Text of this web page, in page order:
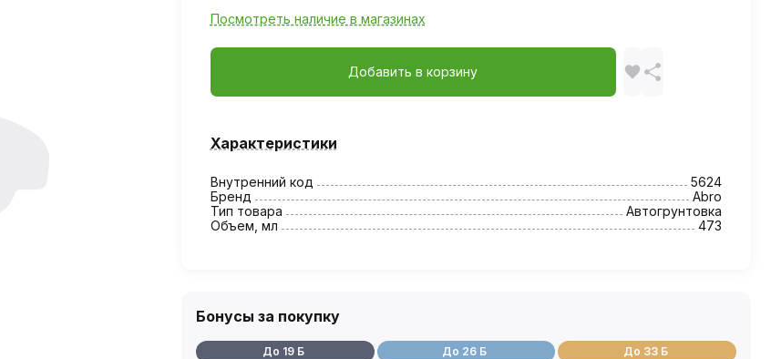
Посмотреть наличие в магазинах
Добавить в корзину
Характеристики
Внутренний код
5624
Бренд
Abro
Тип товара
Автогрунтовка
Объем, мл
473
Бонусы за покупку
До 19 Б
До 26 Б
До 33 Б